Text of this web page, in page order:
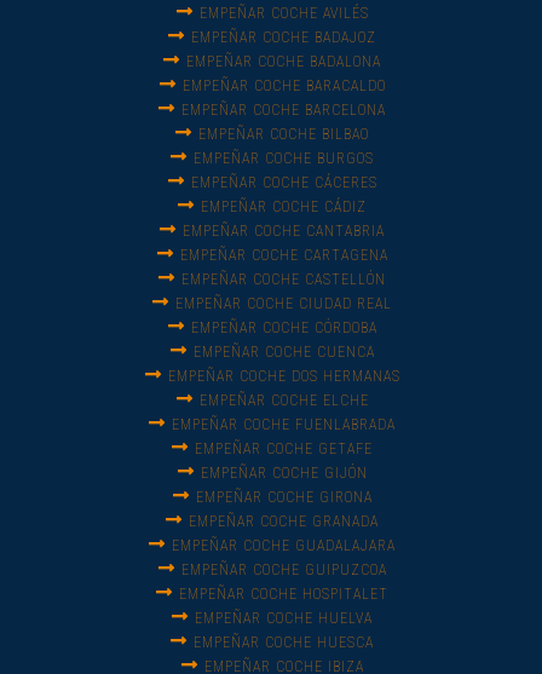
EMPEÑAR COCHE AVILÉS
EMPEÑAR COCHE BADAJOZ
EMPEÑAR COCHE BADALONA
EMPEÑAR COCHE BARACALDO
EMPEÑAR COCHE BARCELONA
EMPEÑAR COCHE BILBAO
EMPEÑAR COCHE BURGOS
EMPEÑAR COCHE CÁCERES
EMPEÑAR COCHE CÁDIZ
EMPEÑAR COCHE CANTABRIA
EMPEÑAR COCHE CARTAGENA
EMPEÑAR COCHE CASTELLÓN
EMPEÑAR COCHE CIUDAD REAL
EMPEÑAR COCHE CÓRDOBA
EMPEÑAR COCHE CUENCA
EMPEÑAR COCHE DOS HERMANAS
EMPEÑAR COCHE ELCHE
EMPEÑAR COCHE FUENLABRADA
EMPEÑAR COCHE GETAFE
EMPEÑAR COCHE GIJÓN
EMPEÑAR COCHE GIRONA
EMPEÑAR COCHE GRANADA
EMPEÑAR COCHE GUADALAJARA
EMPEÑAR COCHE GUIPUZCOA
EMPEÑAR COCHE HOSPITALET
EMPEÑAR COCHE HUELVA
EMPEÑAR COCHE HUESCA
EMPEÑAR COCHE IBIZA